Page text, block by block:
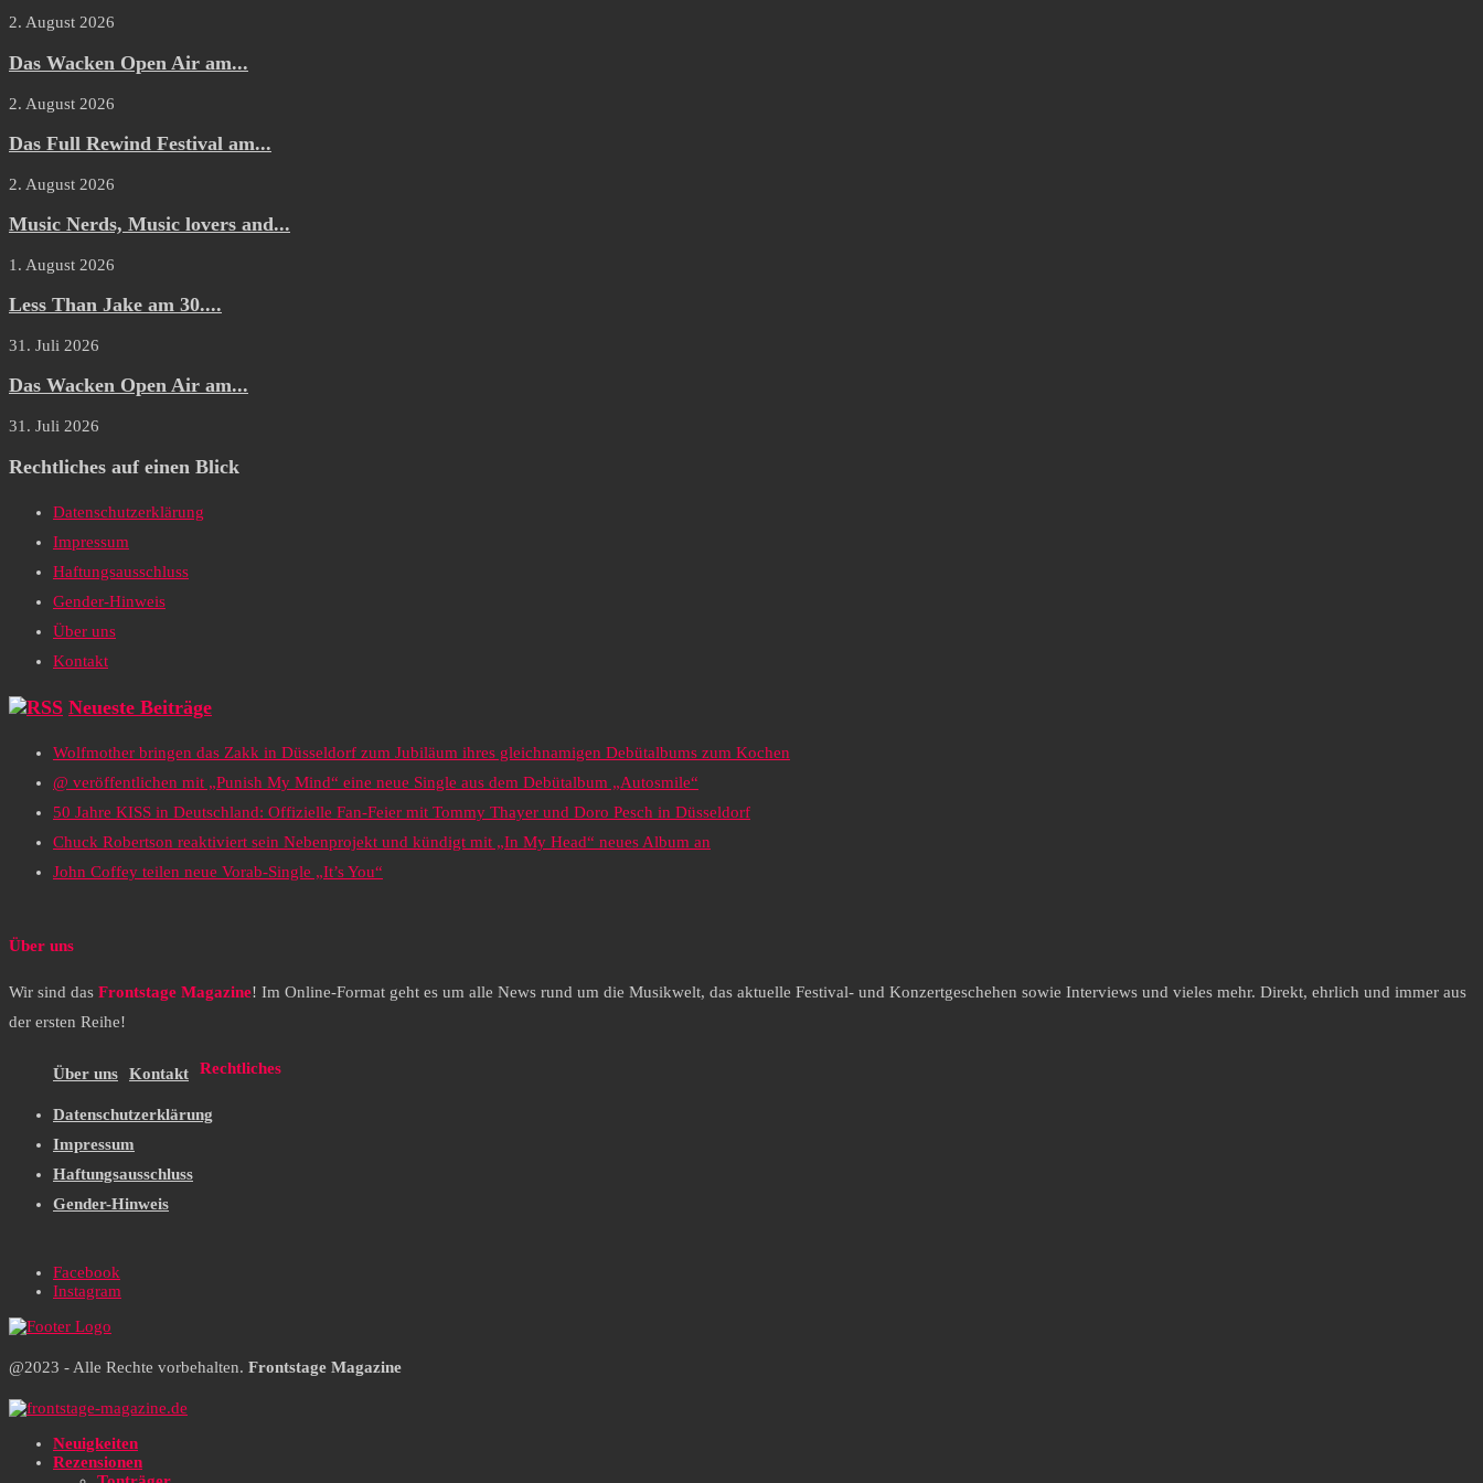
2. August 2026
Das Wacken Open Air am...
2. August 2026
Das Full Rewind Festival am...
2. August 2026
Music Nerds, Music lovers and...
1. August 2026
Less Than Jake am 30....
31. Juli 2026
Das Wacken Open Air am...
31. Juli 2026
Rechtliches auf einen Blick
Datenschutzerklärung
Impressum
Haftungsausschluss
Gender-Hinweis
Über uns
Kontakt
Neueste Beiträge
Wolfmother bringen das Zakk in Düsseldorf zum Jubiläum ihres gleichnamigen Debütalbums zum Kochen
@ veröffentlichen mit „Punish My Mind“ eine neue Single aus dem Debütalbum „Autosmile“
50 Jahre KISS in Deutschland: Offizielle Fan-Feier mit Tommy Thayer und Doro Pesch in Düsseldorf
Chuck Robertson reaktiviert sein Nebenprojekt und kündigt mit „In My Head“ neues Album an
John Coffey teilen neue Vorab-Single „It’s You“
Über uns
Wir sind das Frontstage Magazine! Im Online-Format geht es um alle News rund um die Musikwelt, das aktuelle Festival- und Konzertgeschehen sowie Interviews und vieles mehr. Direkt, ehrlich und immer aus
der ersten Reihe!
Über uns Kontakt Rechtliches
Datenschutzerklärung
Impressum
Haftungsausschluss
Gender-Hinweis
Facebook
Instagram
@2023 - Alle Rechte vorbehalten. Frontstage Magazine
Neuigkeiten
Rezensionen